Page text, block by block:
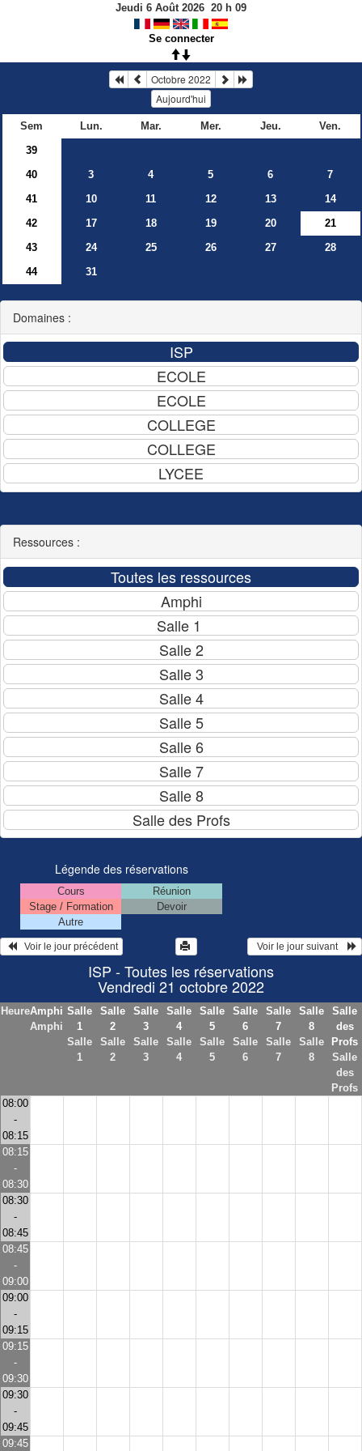
Jeudi 6 Août 2026 20 h 09
Se connecter
Octobre 2022
Aujourd'hui
Sem Lun. Mar. Mer. Jeu.
Ven.
39
40
3 4 5 6
7
41
10 11 12 13
14
42
17 18 19 20
21
43
24 25 26 27
28
44
31
Domaines :
Ressources :
Légende des réservations
Cours
Réunion
Stage / Formation
Devoir
Autre
   Voir le jour précédent
  Voir le jour suivant
ISP - Toutes les réservations
Vendredi 21 octobre 2022
HeureAmphi
Amphi
Salle
1
Salle
1
Salle
2
Salle
2
Salle
3
Salle
3
Salle
4
Salle
4
Salle
5
Salle
5
Salle
6
Salle
6
Salle
7
Salle
7
Salle
8
Salle
8
Salle
des
Profs
Salle
des
Profs
08:00
-
08:15
08:15
-
08:30
08:30
-
08:45
08:45
-
09:00
09:00
-
09:15
09:15
-
09:30
09:30
-
09:45
09:45